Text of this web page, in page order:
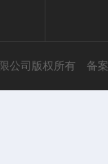
公司版权所有 备